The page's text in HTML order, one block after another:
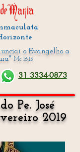
o Evangelho a
Mc 16,15
31 3334-0873
Pe. José
2019